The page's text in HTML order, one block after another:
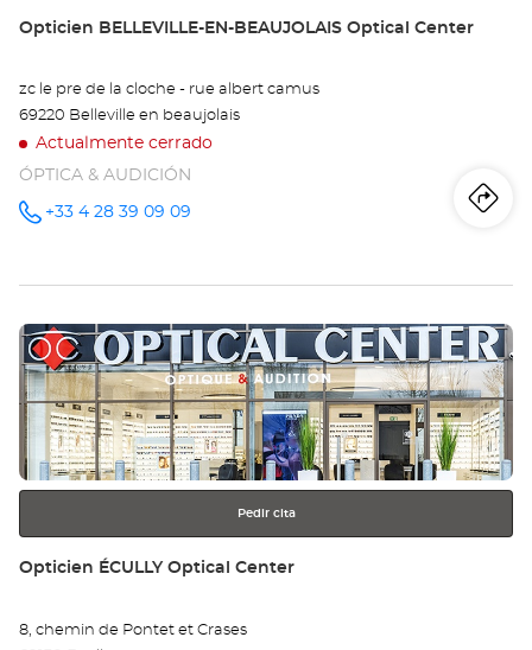
Tienda:
Opticien BELLEVILLE-EN-BEAUJOLAIS Optical Center
zc le pre de la cloche - rue albert camus
69220 Belleville en beaujolais
Actualmente cerrado
ÓPTICA & AUDICIÓN
número
+33 4 28 39 09 09
a
Pulse
ENTER
para
obtener
más
información
Pedir cita
Tienda:
Opticien ÉCULLY Optical Center
8, chemin de Pontet et Crases